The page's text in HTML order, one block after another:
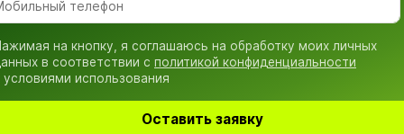
на кнопку, я соглашаюсь на обработку моих личных
в соответствии с политикой конфиденциальности
условиями использования
Оставить заявку